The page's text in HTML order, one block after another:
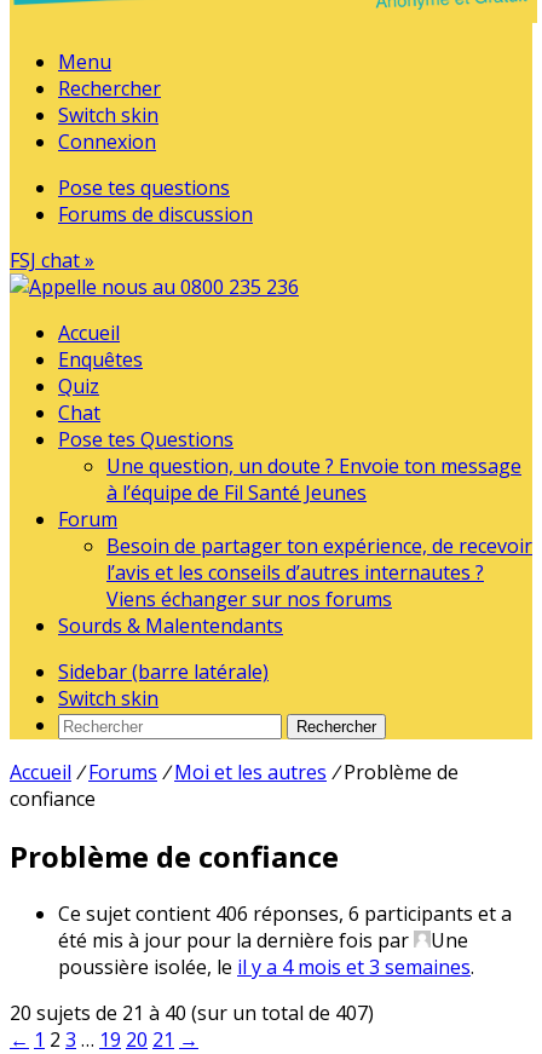
Menu
Rechercher
Switch skin
Connexion
Pose tes questions
Forums de discussion
FSJ chat »
Accueil
Enquêtes
Quiz
Chat
Pose tes Questions
Une question, un doute ? Envoie ton message
à l’équipe de Fil Santé Jeunes
Forum
Besoin de partager ton expérience, de recevoir
l’avis et les conseils d’autres internautes ?
Viens échanger sur nos forums
Sourds & Malentendants
Sidebar (barre latérale)
Switch skin
Rechercher
Accueil / Forums / Moi et les autres / Problème de
confiance
Problème de confiance
Ce sujet contient 406 réponses, 6 participants et a
été mis à jour pour la dernière fois par
Une
poussière isolée, le il y a 4 mois et 3 semaines.
20 sujets de 21 à 40 (sur un total de 407)
← 1 2 3 … 19 20 21 →